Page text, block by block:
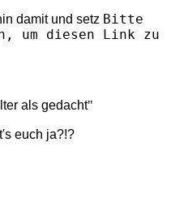
damit und setz Bitte
um diesen Link zu
als gedacht"
euch ja?!?